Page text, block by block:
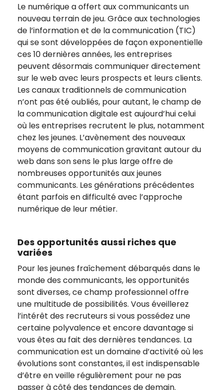
Le numérique a offert aux communicants un
nouveau terrain de jeu. Grâce aux technologies
de l’information et de la communication (TIC)
qui se sont développées de façon exponentielle
ces 10 dernières années, les entreprises
peuvent désormais communiquer directement
sur le web avec leurs prospects et leurs clients.
Les canaux traditionnels de communication
n’ont pas été oubliés, pour autant, le champ de
la communication digitale est aujourd’hui celui
où les entreprises recrutent le plus, notamment
chez les jeunes. L’avènement des nouveaux
moyens de communication gravitant autour du
web dans son sens le plus large offre de
nombreuses opportunités aux jeunes
communicants. Les générations précédentes
étant parfois en difficulté avec l’approche
numérique de leur métier.
Des opportunités aussi riches que
variées
Pour les jeunes fraîchement débarqués dans le
monde des communicants, les opportunités
sont diverses, ce champ professionnel offre
une multitude de possibilités. Vous éveillerez
l’intérêt des recruteurs si vous possédez une
certaine polyvalence et encore davantage si
vous êtes au fait des dernières tendances. La
communication est un domaine d’activité où les
évolutions sont constantes, il est indispensable
d’être en veille régulièrement pour ne pas
passer à côté des tendances de demain.